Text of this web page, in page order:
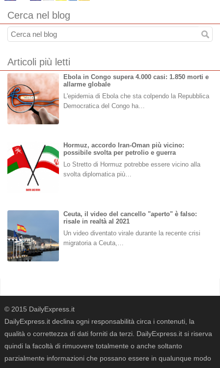
Cerca nel blog
Articoli più letti
Ebola in Congo supera 4.000 casi: 1.850 morti e
allarme globale
L'epidemia di Ebola che sta colpendo la Repubblica
Democratica del Congo ha…
Hormuz, accordo Iran-Oman più vicino:
possibile svolta per petrolio e guerra
Lo Stretto di Hormuz potrebbe essere vicino alla
svolta diplomatica più…
Ceuta, il video del cancello "aperto" è falso:
risale in realtà al 2021
Un video diventato virale durante la recente crisi
migratoria a Ceuta,…
© 2015 DailyExpress.it
DailyExpress.it declina ogni responsabilità circa i contenuti, la
qualità o correttezza di dati forniti da terzi. DailyExpress.it si riserva
quindi la facoltà di rimuovere totalmente o anche soltanto
parzialmente informazioni che possano essere in qualunque modo